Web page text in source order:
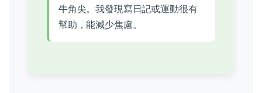
牛角尖。我發現寫日記或運動很有
幫助，能減少焦慮。